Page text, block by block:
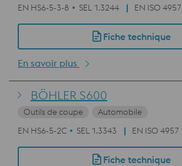
EN HS6-5-3-8 SEL 1.3244 EN ISO 4957
Fiche technique
En savoir plus
BÖHLER S600
Outils de coupe
Automobile
EN HS6-5-2C
SEL 1.3343 EN ISO 4957
Fiche technique